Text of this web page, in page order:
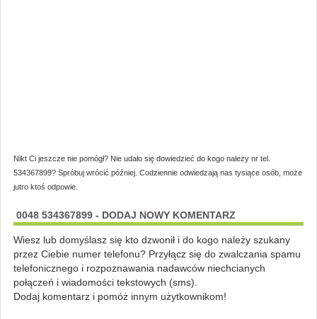
Nikt Ci jeszcze nie pomógł? Nie udało się dowiedzieć do kogo należy nr tel.
534367899? Spróbuj wrócić później. Codziennie odwiedzają nas tysiące osób, może
jutro ktoś odpowie.
0048 534367899 - DODAJ NOWY KOMENTARZ
Wiesz lub domyślasz się kto dzwonił i do kogo należy szukany
przez Ciebie numer telefonu? Przyłącz się do zwalczania spamu
telefonicznego i rozpoznawania nadawców niechcianych
połączeń i wiadomości tekstowych (sms).
Dodaj komentarz i pomóż innym użytkownikom!